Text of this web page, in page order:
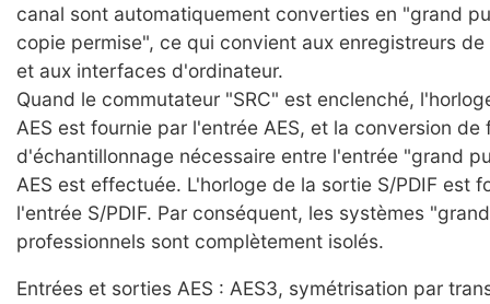
canal sont automatiquement converties en "grand
copie permise", ce qui convient aux enregistreurs
et aux interfaces d'ordinateur.
Quand le commutateur "SRC" est enclenché,
AES est fournie par l'entrée AES, et la conversion de
d'échantillonnage nécessaire entre l'entrée "grand
AES est effectuée. L'horloge de la sortie S/PDIF est
l'entrée S/PDIF. Par conséquent, les systèmes
professionnels sont complètement isolés.
Entrées et sorties AES : AES3, symétrisation par